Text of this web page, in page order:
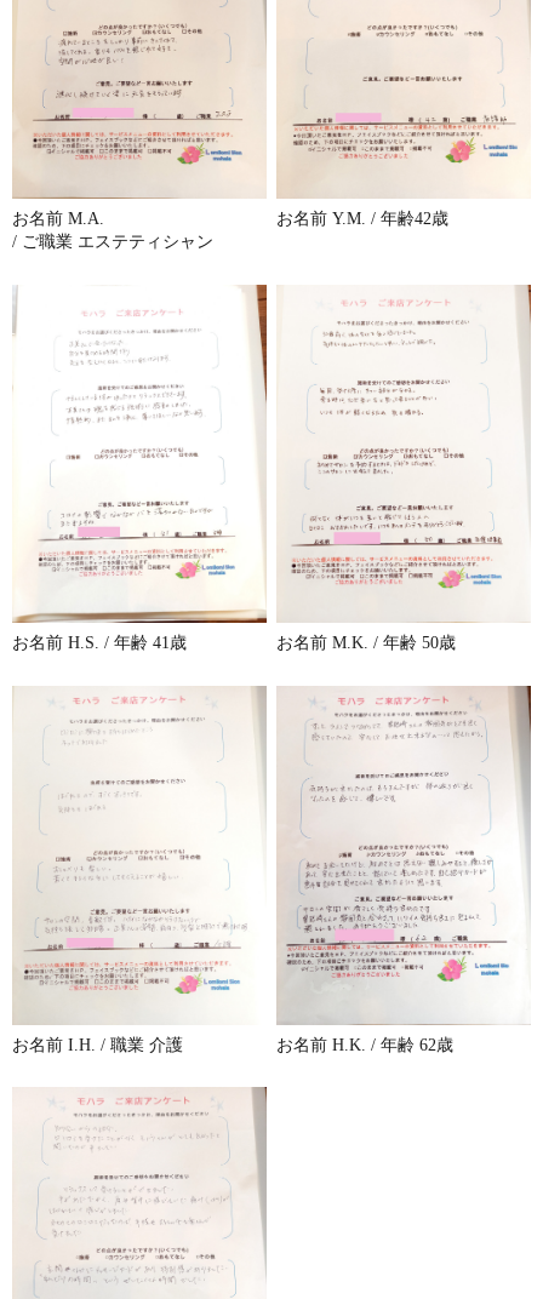
お名前 M.A.
/ ご職業 エステティシャン
お名前 Y.M. / 年齢42歳
お名前 H.S. / 年齢 41歳 お名前 M.K. / 年齢 50歳
お名前 I.H. / 職業 介護 お名前 H.K. / 年齢 62歳